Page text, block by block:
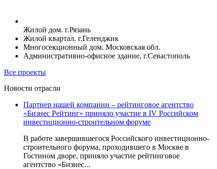
Жилой дом. г.Рязань
Жилой квартал. г.Геленджик
Многосекционный дом. Московская обл.
Административно-офисное здание, г.Севастополь
Все проекты
Новости отрасли
Партнер нашей компании – рейтинговое агентство
«Бизнес Рейтинг» приняло участие в IV Российском
инвестиционно-строительном форуме
В работе завершившегося Российского инвестиционно-
строительного форума, проходившего в Москве в
Гостином дворе, приняло участие рейтинговое
агентство «Бизнес...